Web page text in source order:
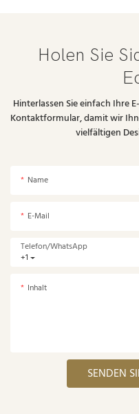
Holen Sie
Hinterlassen Sie einfach Ihre
Kontaktformular, damit wir
vielfältigen
Name
E-Mail
+1
Telefon/WhatsApp
Inhalt
SENDEN